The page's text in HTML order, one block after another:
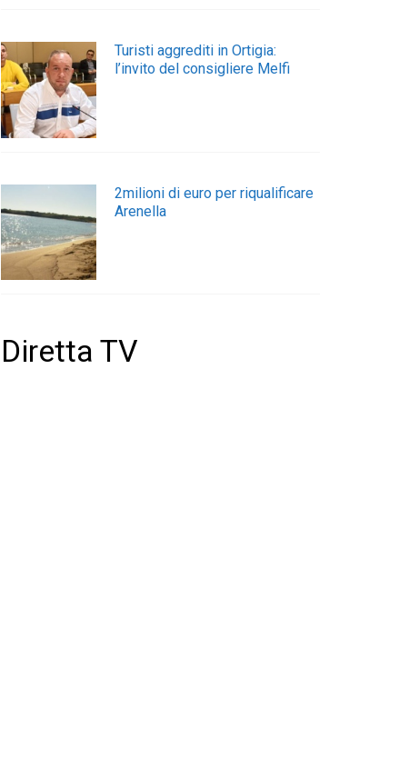
Turisti aggrediti in Ortigia:
l’invito del consigliere Melfi
2milioni di euro per riqualificare
Arenella
Diretta TV